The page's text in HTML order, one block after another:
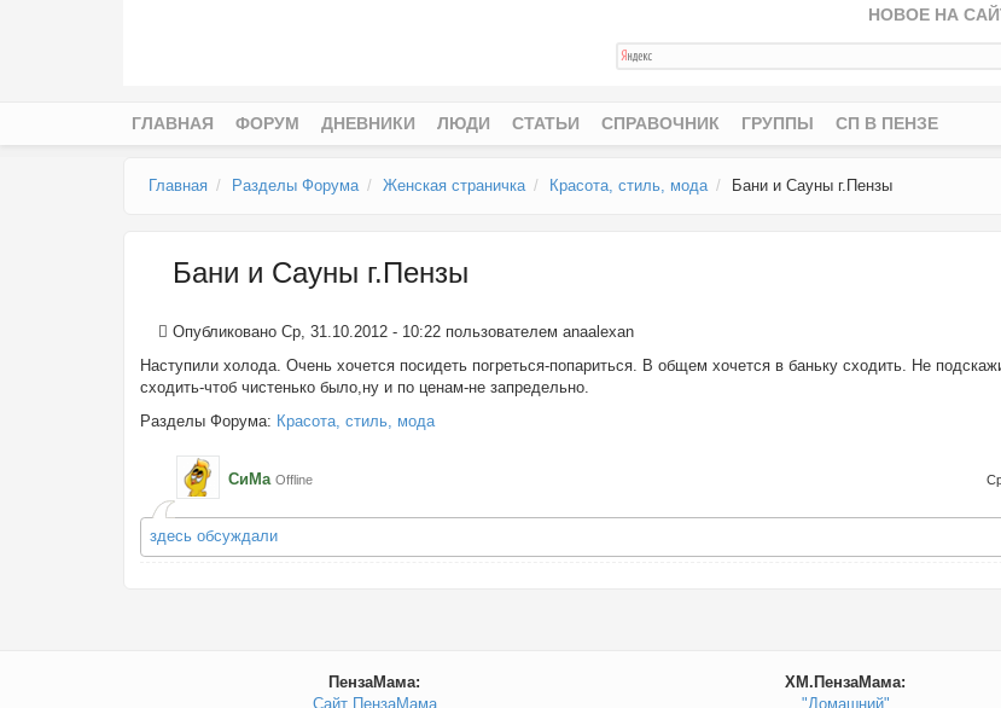
НОВОЕ НА
ГЛАВНАЯ ФОРУМ ДНЕВНИКИ ЛЮДИ СТАТЬИ СПРАВОЧНИК ГРУППЫ СП В ПЕНЗЕ
Главная Разделы Форума Женская страничка Красота, стиль, мода Бани и Сауны г.Пензы
Бани и Сауны г.Пензы
Опубликовано Ср, 31.10.2012 - 10:22 пользователем anaalexan
Наступили холода. Очень хочется посидеть погреться-попариться. В общем хочется в баньку сходить. Не
сходить-чтоб чистенько было,ну и по ценам-не запредельно.
Разделы Форума: Красота, стиль, мода
СиМа Offline
здесь обсуждали
ПензаМама:
Сайт ПензаМама
ХМ.ПензаМама:
"Домашний"